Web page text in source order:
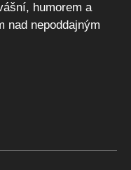
humorem a
nad nepoddajným